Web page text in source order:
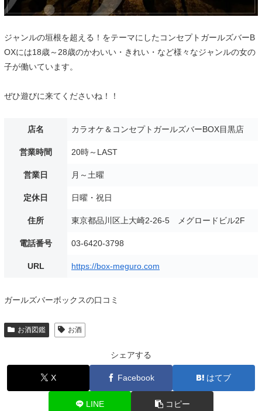
ジャンルの垣根を超える！をテーマにしたコンセプトガールズバーB
OXには18歳～28歳のかわいい・きれい・など様々なジャンルの女の
子が働いています。
ぜひ遊びに来てくださいね！！
店名 カラオケ＆コンセプトガールズバーBOX目黒店
営業時間 20時～LAST
営業日 月～土曜
定休日 日曜・祝日
住所 東京都品川区上大崎2-26-5 メグロードビル2F
電話番号 03-6420-3798
URL https://box-meguro.com
ガールズバーボックスの口コミ
お酒図鑑 お酒
シェアする
X Facebook はてブ
LINE コピー